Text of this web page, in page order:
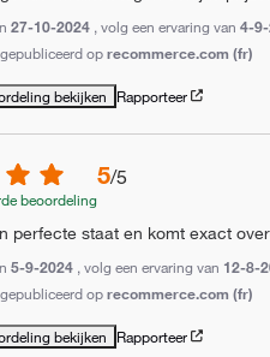
27-10-2024 , volg een ervaring van4-
oprecommerce.com (fr)
bekijken Rapporteer
5/5
beoordeling
perfecte staat en komt exact
5-9-2024 , volg een ervaring van 12-8-
oprecommerce.com (fr)
bekijken Rapporteer